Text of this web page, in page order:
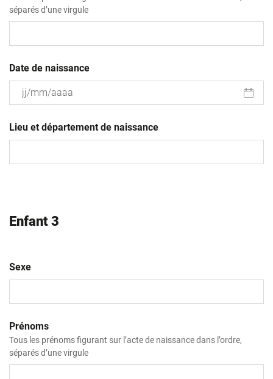
séparés d’une virgule
Date de naissance
slash
MM
Lieu et département de naissance
Enfant 3
Sexe
Prénoms
Tous les prénoms figurant sur l’acte de naissance dans l’ordre,
séparés d’une virgule